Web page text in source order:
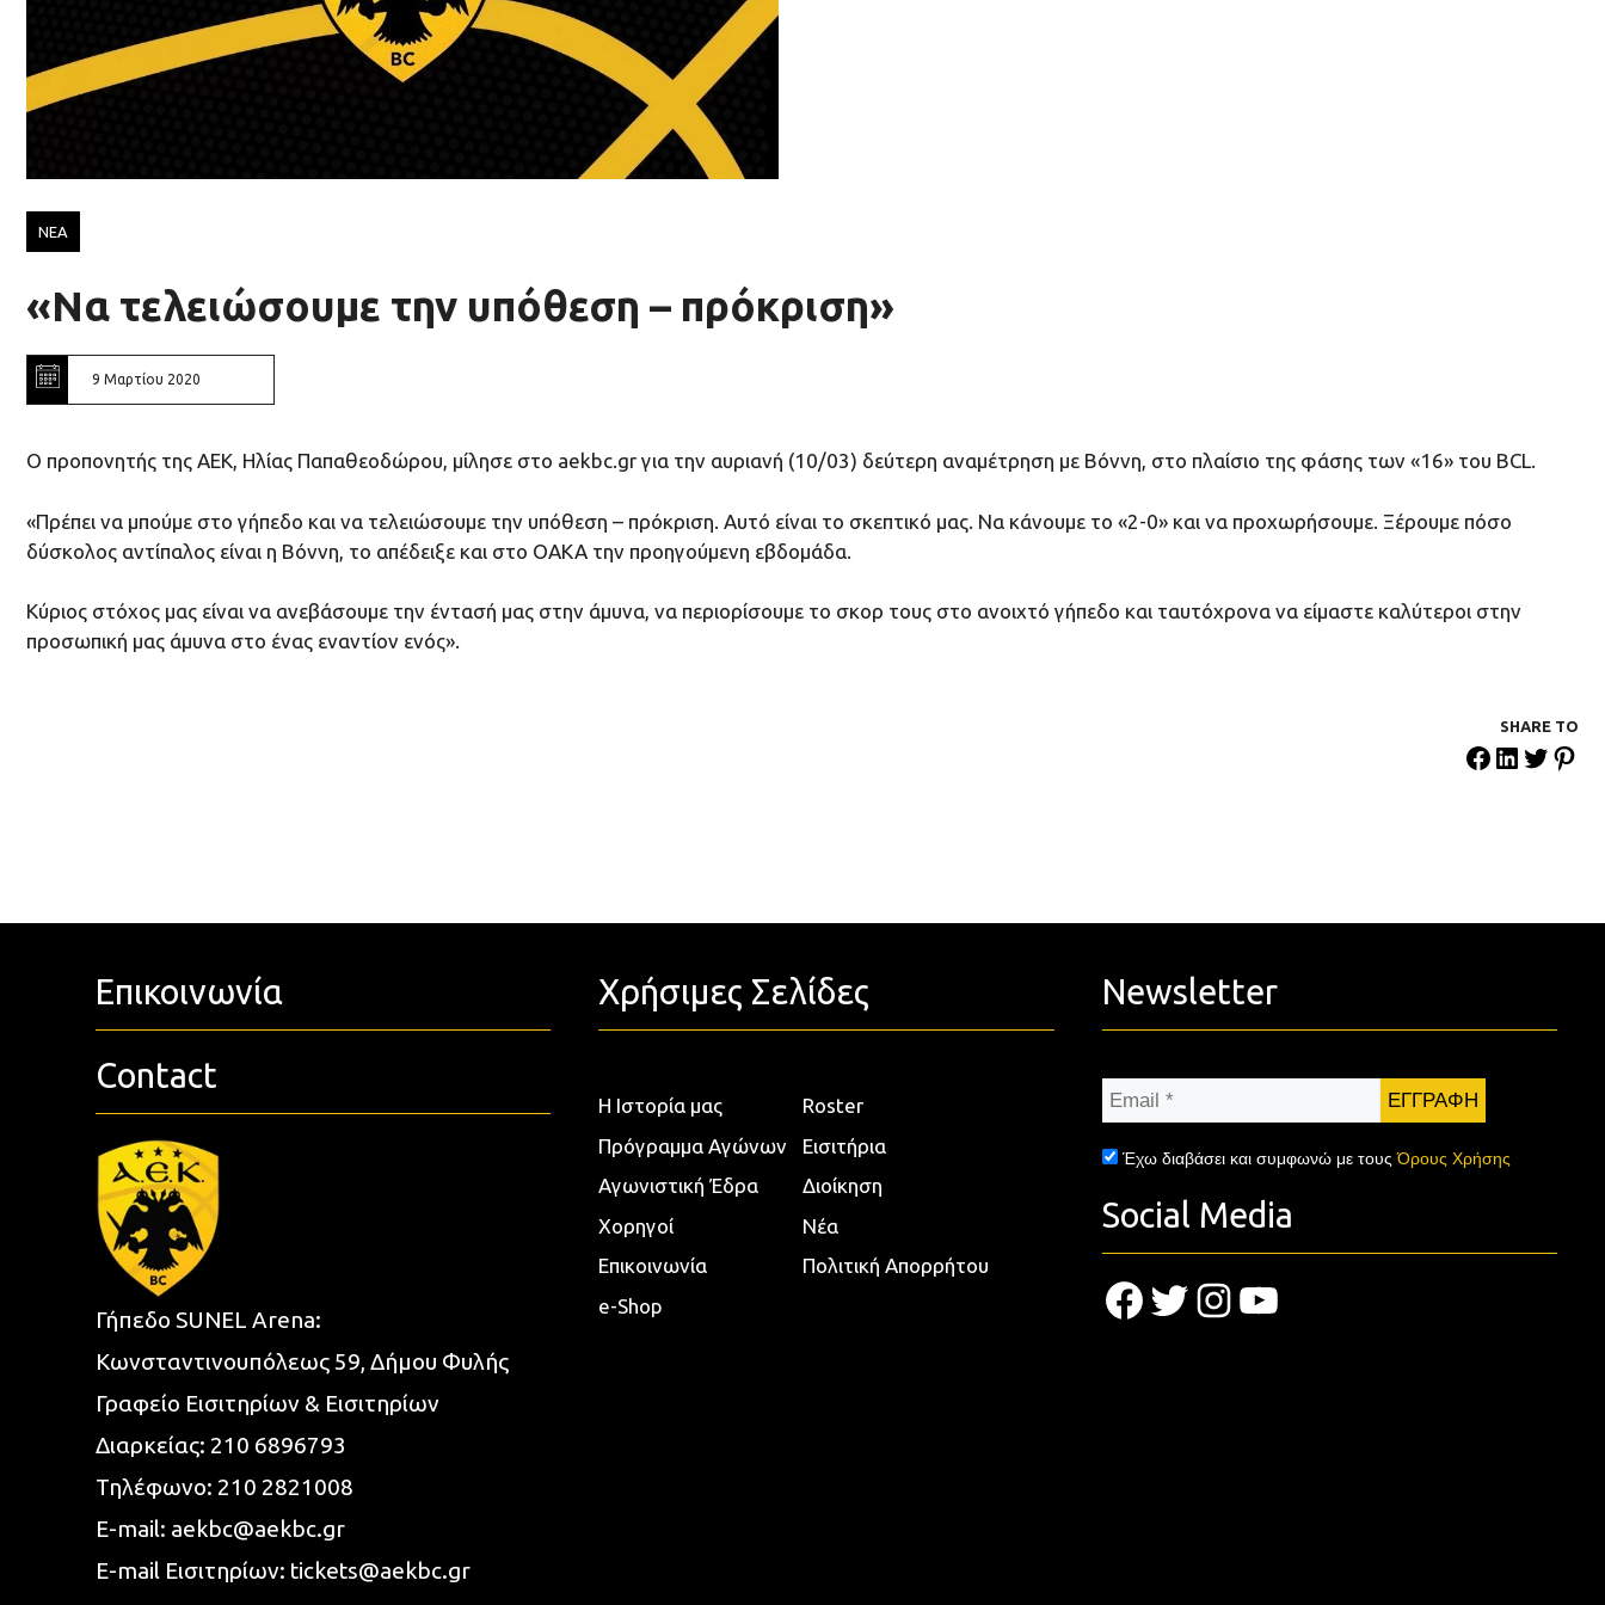
ΝΕΑ
«Να τελειώσουμε την υπόθεση – πρόκριση»
9 Μαρτίου 2020
Ο προπονητής της ΑΕΚ, Ηλίας Παπαθεοδώρου, μίλησε στο aekbc.gr για την αυριανή (10/03) δεύτερη αναμέτρηση με Βόννη, στο πλαίσιο της φάσης των «16» του BCL.
«Πρέπει να μπούμε στο γήπεδο και να τελειώσουμε την υπόθεση – πρόκριση. Αυτό είναι το σκεπτικό μας. Να κάνουμε το «2-0» και να προχωρήσουμε. Ξέρουμε πόσο
δύσκολος αντίπαλος είναι η Βόννη, το απέδειξε και στο ΟΑΚΑ την προηγούμενη εβδομάδα.
Κύριος στόχος μας είναι να ανεβάσουμε την έντασή μας στην άμυνα, να περιορίσουμε το σκορ τους στο ανοιχτό γήπεδο και ταυτόχρονα να είμαστε καλύτεροι στην
προσωπική μας άμυνα στο ένας εναντίον ενός».
SHARE ΤΟ
Επικοινωνία
Contact
Γήπεδο SUNEL Arena:
Κωνσταντινουπόλεως 59, Δήμου Φυλής
Γραφείο Εισιτηρίων & Εισιτηρίων
Διαρκείας: 210 6896793
Τηλέφωνο: 210 2821008
E-mail: aekbc@aekbc.gr
E-mail Εισιτηρίων: tickets@aekbc.gr
Χρήσιμες Σελίδες
Η Ιστορία μας
Roster
Πρόγραμμα Αγώνων
Εισιτήρια
Αγωνιστική Έδρα
Διοίκηση
Χορηγοί
Νέα
Επικοινωνία
Πολιτική Απορρήτου
e-Shop
Newsletter
Email
Έχω διαβάσει και συμφωνώ με τουςΌρους Χρήσης
Social Media
Facebook
TwitterInstagram
YouTube